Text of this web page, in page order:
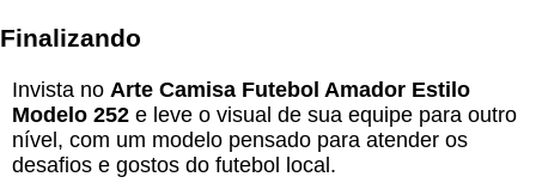
Finalizando
Invista no Arte Camisa Futebol Amador Estilo
Modelo 252 e leve o visual de sua equipe para outro
nível, com um modelo pensado para atender os
desafios e gostos do futebol local.